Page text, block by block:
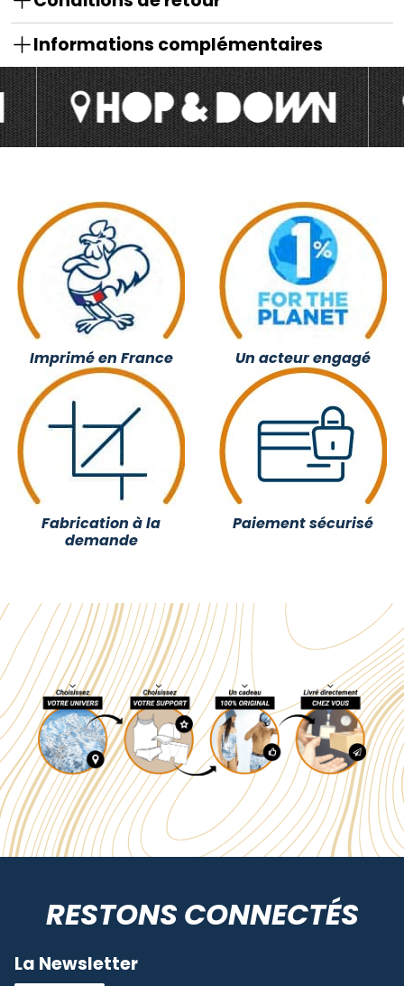
Informations complémentaires
Imprimé en France Un acteur engagé
Fabrication à la
demande
Paiement sécurisé
RESTONS CONNECTÉS
La Newsletter